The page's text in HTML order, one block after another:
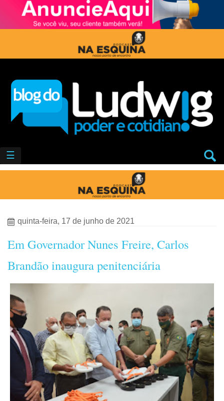
☰
quinta-feira, 17 de junho de 2021
Em Governador Nunes Freire, Carlos
Brandão inaugura penitenciária